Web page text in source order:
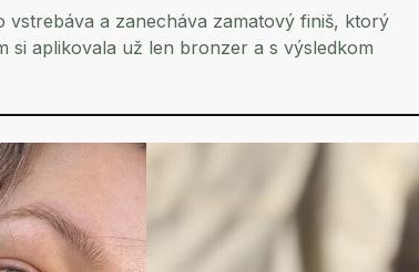
a zanecháva zamatový finiš, ktorý
si aplikovala už len bronzer a s výsledkom